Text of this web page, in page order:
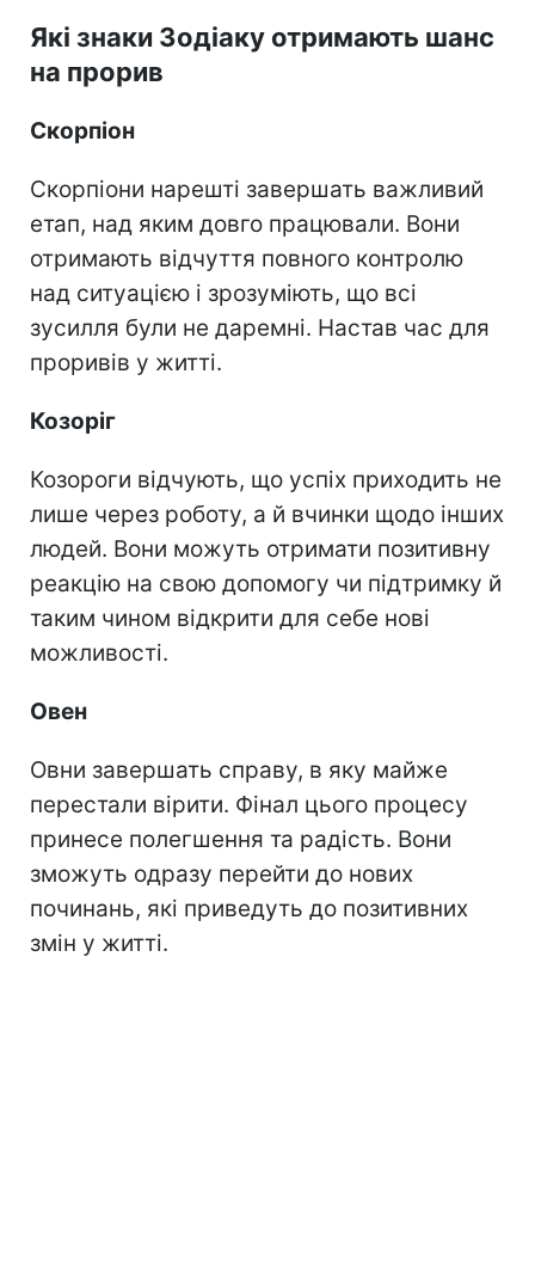
Які знаки Зодіаку отримають шанс
на прорив
Скорпіон
Скорпіони нарешті завершать важливий
етап, над яким довго працювали. Вони
отримають відчуття повного контролю
над ситуацією і зрозуміють, що всі
зусилля були не даремні. Настав час для
проривів у житті.
Козоріг
Козороги відчують, що успіх приходить не
лише через роботу, а й вчинки щодо інших
людей. Вони можуть отримати позитивну
реакцію на свою допомогу чи підтримку й
таким чином відкрити для себе нові
можливості.
Овен
Овни завершать справу, в яку майже
перестали вірити. Фінал цього процесу
принесе полегшення та радість. Вони
зможуть одразу перейти до нових
починань, які приведуть до позитивних
змін у житті.